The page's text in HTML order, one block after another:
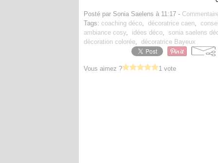
Posté par Sonia Saelens à 11:17 -
Tags: coaching déco, décoratrice caen,
ambiance cosy, idées déco, sonia saelens
décoration colorée, décoratrice Bayeux
Vous aimez ? 1 vote